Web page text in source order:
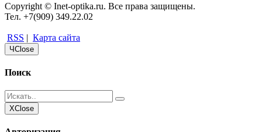
Copyright © Inet-optika.ru. Все права защищены.
Тел. +7(909) 349.22.02
RSS | Карта сайта
ЧClose
Поиск
XClose